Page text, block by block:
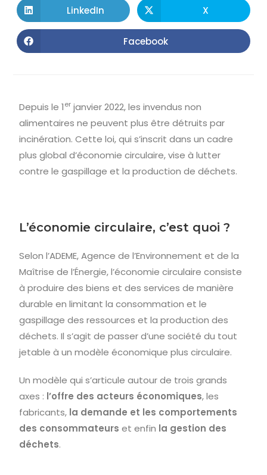
LinkedIn X
Facebook
Depuis le 1er janvier 2022, les invendus non
alimentaires ne peuvent plus être détruits par
incinération. Cette loi, qui s’inscrit dans un cadre
plus global d’économie circulaire, vise à lutter
contre le gaspillage et la production de déchets.
L’économie circulaire, c’est quoi ?
Selon l’ADEME, Agence de l’Environnement et de la
Maîtrise de l’Énergie, l’économie circulaire consiste
à produire des biens et des services de manière
durable en limitant la consommation et le
gaspillage des ressources et la production des
déchets. Il s’agit de passer d’une société du tout
jetable à un modèle économique plus circulaire.
Un modèle qui s’articule autour de trois grands
axes : l’offre des acteurs économiques, les
fabricants, la demande et les comportements
des consommateurs et enfin la gestion des
déchets.